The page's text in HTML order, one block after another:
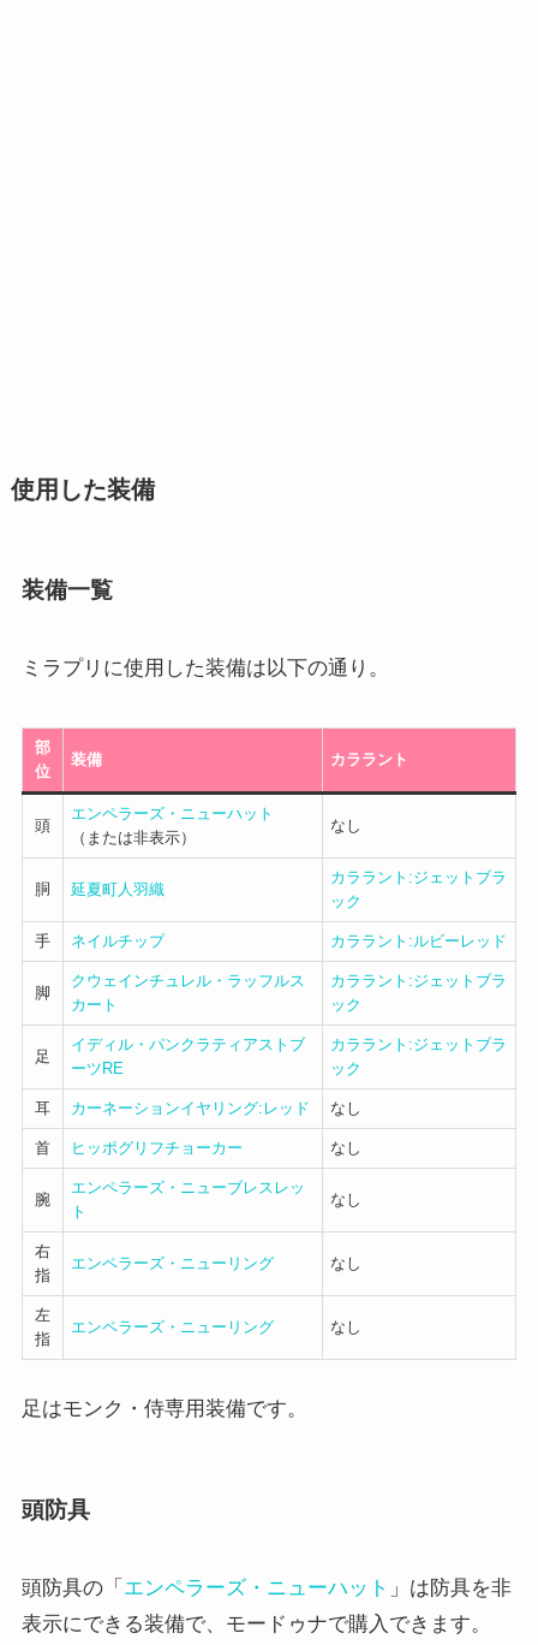
使用した装備
装備一覧
ミラプリに使用した装備は以下の通り。
部
位
装備 カララント
頭
エンペラーズ・ニューハット
（または非表示）
なし
胴 延夏町人羽織
カララント:ジェットブラ
ック
手 ネイルチップ カララント:ルビーレッド
脚
クウェインチュレル・ラッフルス
カート
カララント:ジェットブラ
ック
足
イディル・パンクラティアストブ
ーツRE
カララント:ジェットブラ
ック
耳 カーネーションイヤリング:レッド なし
首 ヒッポグリフチョーカー なし
腕
エンペラーズ・ニューブレスレッ
ト
なし
右
指
エンペラーズ・ニューリング なし
左
指
エンペラーズ・ニューリング なし
足はモンク・侍専用装備です。
頭防具
頭防具の「 エンペラーズ・ニューハット 」は防具を非
表示にできる装備で、モードゥナで購入できます。